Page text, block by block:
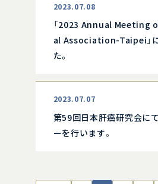
2023.07.08
「2023 Annual Meeting
al Association-Taipei」
た。
2023.07.07
第59回日本肝癌研究会に
ーを行います。